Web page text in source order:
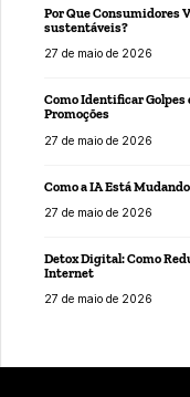
Por Que Consumidores
sustentáveis?
27 de maio de 2026
Como Identificar Golpes
Promoções
27 de maio de 2026
Como a IA Está
27 de maio de 2026
Detox Digital: Como
Internet
27 de maio de 2026